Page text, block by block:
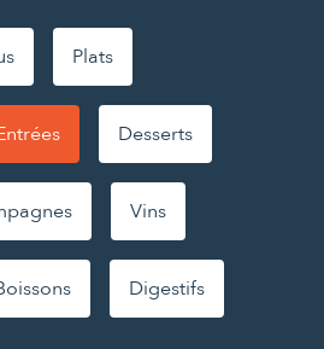
Plats
Desserts
Vins
Digestifs